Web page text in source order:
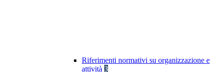
Riferimenti normativi su organizzazione e
attività 3